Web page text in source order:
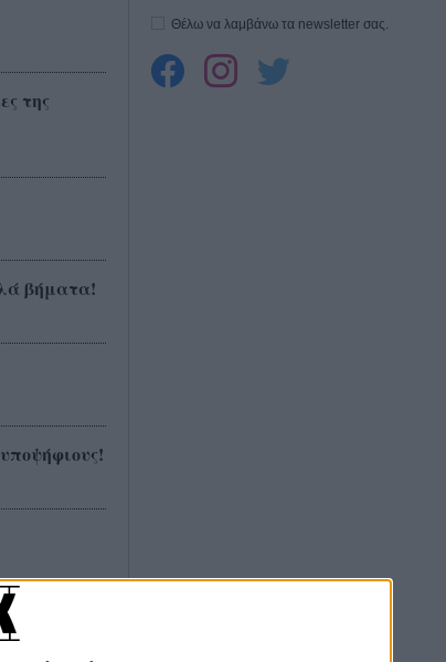
της
βήματα!
Θέλω να λαμβάνω τα newsletter σας.